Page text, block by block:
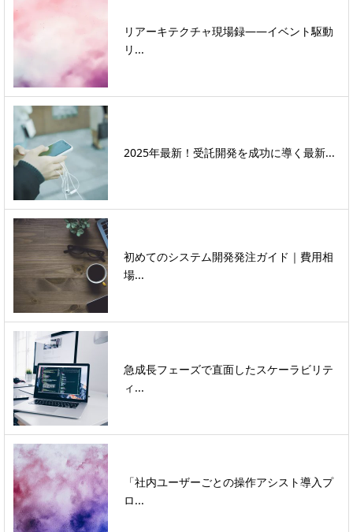
リアーキテクチャ現場録――イベント駆動
リ...
2025年最新！受託開発を成功に導く最新...
初めてのシステム開発発注ガイド｜費用相
場...
急成長フェーズで直面したスケーラビリテ
ィ...
「社内ユーザーごとの操作アシスト導入プ
ロ...